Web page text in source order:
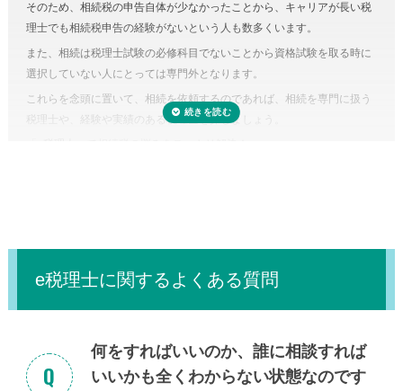
特例を活用しないまま申告していることすら気づかないこともありえる
のです。また、たとえ単純な計算ミスだったとしても間違って申告して
しまえば罰金のペナルティ対象になるおそれもあります。仮に税務調査
対象となった場合、税理士に立ち会ってもらうことも可能です。
税理士に依頼しなくてもいい場合はある？
正味の遺産額（相続税の課税の対象となる財産の合計額）が相続税の基
そのため、相続税の申告自体が少なかったことから、キャリアが長い税
理士でも相続税申告の経験がないという人も数多くいます。
また、相続は税理士試験の必修科目でないことから資格試験を取る時に
選択していない人にとっては専門外となります。
これらを念頭に置いて、相続を依頼するのであれば、相続を専門に扱う
税理士や、経験や実績のある税理士を探しましょう。
e税理士に関するよくある質問
何をすればいいのか、誰に相談すれば
いいかも全くわからない状態なのです